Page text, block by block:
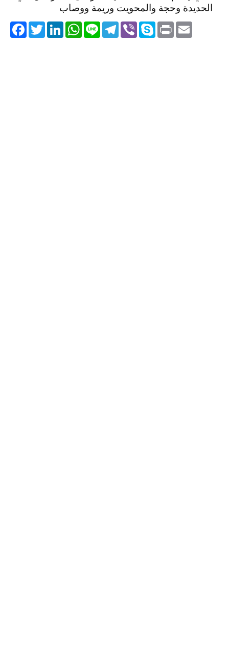
الحديدة وحجة والمحويت وريمة ووصاب
TwitterLinkedIn
WhatsApp Line
Telegram ViberSkype PrintEmail